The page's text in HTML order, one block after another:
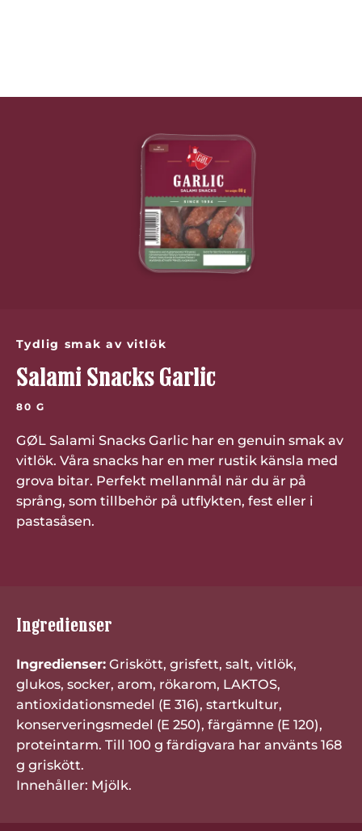
Tydlig smak av vitlök
Salami Snacks Garlic
80 G
GØL Salami Snacks Garlic har en genuin smak av
vitlök. Våra snacks har en mer rustik känsla med
grova bitar. Perfekt mellanmål när du är på
språng, som tillbehör på utflykten, fest eller i
pastasåsen.
Ingredienser
Ingredienser:Griskött, grisfett, salt, vitlök,
glukos, socker, arom, rökarom, LAKTOS,
antioxidationsmedel (E 316), startkultur,
konserveringsmedel (E 250), färgämne (E 120),
proteintarm. Till 100 g färdigvara har använts 168
g griskött.
Innehåller: Mjölk.